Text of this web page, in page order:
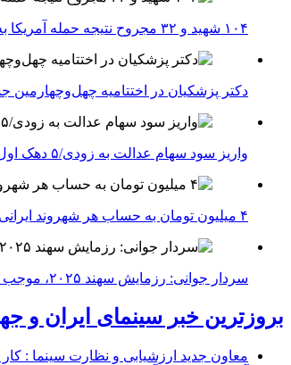
۱۰۴ شهید و ۳۲ مجروح نتیجه حمله آمریکا به ناو دنا
دکتر پزشکیان در اختتامیه چهل‌وچهارمین
واریز سود سهام عدالت به زودی/۵ دهک اول وام ۳۰ میلیون تومانی می‌گیرند
۴ میلیون تومان به حساب هر شهروند ایرانی واریز شد
سردار جوانی: رزمایش سهند ۲۰۲۵، موجب تقویت همکاری‌های نظامی ایران با کشور‌های عضو شانگهای می‌شود
بروزترین خبر سینمای ایران و
معاون جدید ارزشیابی و نظارت سینما :